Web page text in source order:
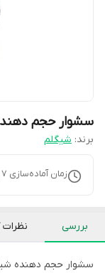
سشوار حجم دهنده
برند: شیگلم
زمان آماده‌سازی 7
بررسی نظرات
سشوار حجم دهنده